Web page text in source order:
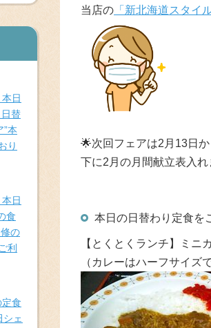
日
替
”本
り
日
食
の
利
食
ェ
当店の 「新北海道スタイ
🌟次回フェアは2月13日
下に2月の月間献立表入
本日の日替わり定食を
【とくとくランチ】ミニ
（カレーはハーフサイズ